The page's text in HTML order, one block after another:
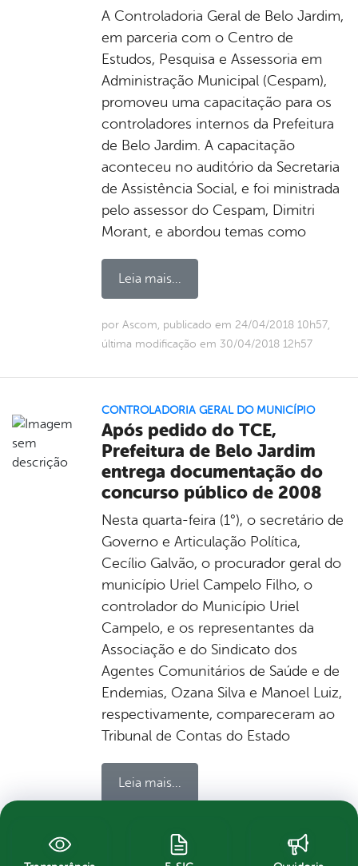
A Controladoria Geral de Belo Jardim,
em parceria com o Centro de
Estudos, Pesquisa e Assessoria em
Administração Municipal (Cespam),
promoveu uma capacitação para os
controladores internos da Prefeitura
de Belo Jardim. A capacitação
aconteceu no auditório da Secretaria
de Assistência Social, e foi ministrada
pelo assessor do Cespam, Dimitri
Morant, e abordou temas como
Leia mais...
por Ascom, publicado em 24/04/2018 10h57,
última modificação em 30/04/2018 12h57
CONTROLADORIA GERAL DO MUNICÍPIO
Após pedido do TCE,
Prefeitura de Belo Jardim
entrega documentação do
concurso público de 2008
Nesta quarta-feira (1°), o secretário de
Governo e Articulação Política,
Cecílio Galvão, o procurador geral do
município Uriel Campelo Filho, o
controlador do Município Uriel
Campelo, e os representantes da
Associação e do Sindicato dos
Agentes Comunitários de Saúde e de
Endemias, Ozana Silva e Manoel Luiz,
respectivamente, compareceram ao
Tribunal de Contas do Estado
Leia mais...
última modificação em 07/11/2017 11h04